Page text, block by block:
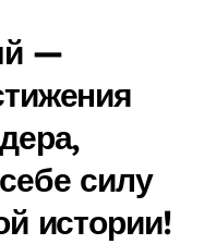
—
силу
истории!